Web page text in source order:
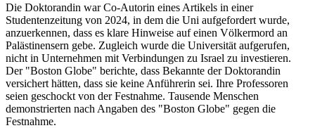
Die Doktorandin war Co-Autorin eines Artikels in einer
Studentenzeitung von 2024, in dem die Uni aufgefordert wurde,
anzuerkennen, dass es klare Hinweise auf einen Völkermord an
Palästinensern gebe. Zugleich wurde die Universität aufgerufen,
nicht in Unternehmen mit Verbindungen zu Israel zu investieren.
Der "Boston Globe" berichte, dass Bekannte der Doktorandin
versichert hätten, dass sie keine Anführerin sei. Ihre Professoren
seien geschockt von der Festnahme. Tausende Menschen
demonstrierten nach Angaben des "Boston Globe" gegen die
Festnahme.